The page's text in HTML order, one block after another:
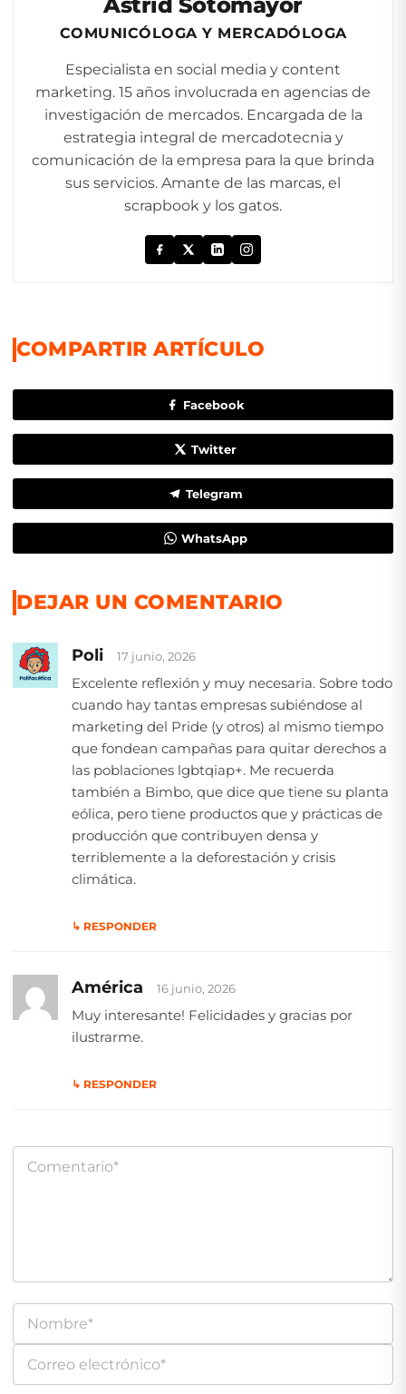
COMUNICÓLOGA Y MERCADÓLOGA
Especialista en social media y content
marketing. 15 años involucrada en agencias de
investigación de mercados. Encargada de la
estrategia integral de mercadotecnia y
comunicación de la empresa para la que brinda
sus servicios. Amante de las marcas, el
scrapbook y los gatos.
COMPARTIR ARTÍCULO
Facebook
Twitter
Telegram
WhatsApp
DEJAR UN COMENTARIO
Poli 17 junio, 2026
Excelente reflexión y muy necesaria. Sobre todo
cuando hay tantas empresas subiéndose al
marketing del Pride (y otros) al mismo tiempo
que fondean campañas para quitar derechos a
las poblaciones lgbtqiap+. Me recuerda
también a Bimbo, que dice que tiene su planta
eólica, pero tiene productos que y prácticas de
producción que contribuyen densa y
terriblemente a la deforestación y crisis
climática.
↳ RESPONDER
América 16 junio, 2026
Muy interesante! Felicidades y gracias por
ilustrarme.
↳ RESPONDER